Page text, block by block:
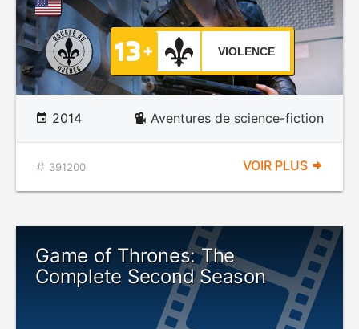
VIOLENCE
2014 Aventures de science-fiction
391200 VOIR PLUS
Game of Thrones: The
Complete Second Season